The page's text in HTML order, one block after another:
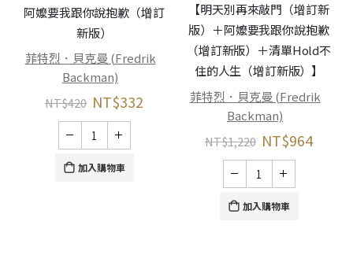
阿嬤要我跟你說抱歉（增訂
新版）
菲特烈．貝克曼 (Fredrik
Backman)
NT$420 NT$332
加入購物車
【明天別再來敲門（增訂新
版）＋阿嬤要我跟你說抱歉
（增訂新版）＋清單Hold不
住的人生（增訂新版）】
菲特烈．貝克曼 (Fredrik
Backman)
NT$1,220 NT$964
加入購物車